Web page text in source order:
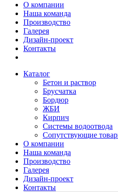
О компании
Наша команда
Производство
Галерея
Дизайн-проект
Контакты
Каталог
Бетон и раствор
Брусчатка
Бордюр
ЖБИ
Кирпич
Системы водоотвода
Сопутствующие
О компании
Наша команда
Производство
Галерея
Дизайн-проект
Контакты